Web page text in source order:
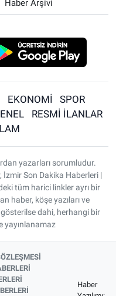
Haber Arşivi
EKONOMİ
SPOR
RESMİ İLANLAR
yazarları sorumludur.
Son Dakika Haberleri |
tüm harici linkler ayrı bir
haber, köşe yazıları ve
dahi, herhangi bir
yayınlanamaz
Haber